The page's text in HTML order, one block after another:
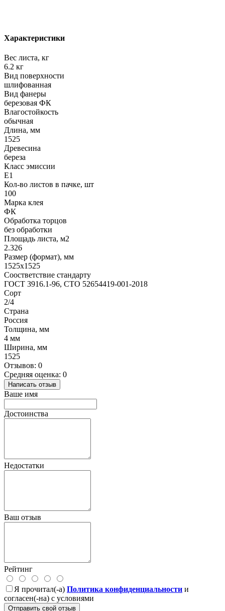
Характеристики
Вес листа, кг
6.2 кг
Вид поверхности
шлифованная
Вид фанеры
березовая ФК
Влагостойкость
обычная
Длина, мм
1525
Древесина
береза
Класс эмиссии
Е1
Кол-во листов в пачке, шт
100
Марка клея
ФК
Обработка торцов
без обработки
Площадь листа, м2
2.326
Размер (формат), мм
1525х1525
Соостветствие стандарту
ГОСТ 3916.1-96, СТО 52654419-001-2018
Сорт
2/4
Страна
Россия
Толщина, мм
4 мм
Ширина, мм
1525
Отзывов: 0
Средняя оценка: 0
Написать отзыв
Ваше имя
Достоинства
Недостатки
Ваш отзыв
Рейтинг
Я прочитал(-а) Политика конфиденциальности и
согласен(-на) с условиями
Отправить свой отзыв